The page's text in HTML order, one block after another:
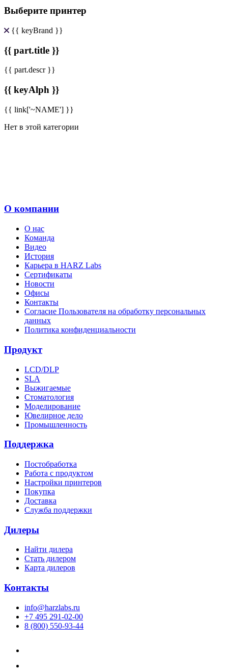
Выберите принтер
{{ keyBrand }}
{{ part.title }}
{{ part.descr }}
{{ keyAlph }}
{{ link['~NAME'] }}
Нет в этой категории
О компании
О нас
Команда
Видео
История
Карьера в HARZ Labs
Сертификаты
Новости
Офисы
Контакты
Согласие Пользователя на обработку персональных
данных
Политика конфиденциальности
Продукт
LCD/DLP
SLA
Выжигаемые
Стоматология
Моделирование
Ювелирное дело
Промышленность
Поддержка
Постобработка
Работа с продуктом
Настройки принтеров
Покупка
Доставка
Служба поддержки
Дилеры
Найти дилера
Cтать дилером
Карта дилеров
Контакты
info@harzlabs.ru
+7 495 291-02-00
8 (800) 550-93-44